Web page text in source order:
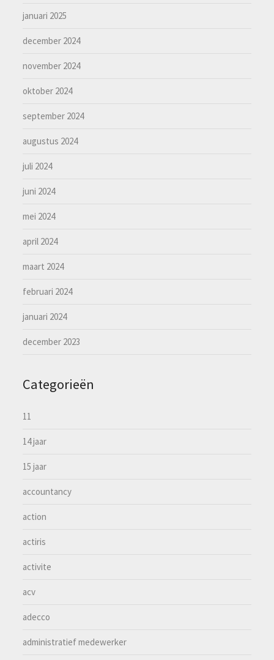
januari 2025
december 2024
november 2024
oktober 2024
september 2024
augustus 2024
juli 2024
juni 2024
mei 2024
april 2024
maart 2024
februari 2024
januari 2024
december 2023
Categorieën
11
14 jaar
15 jaar
accountancy
action
actiris
activite
acv
adecco
administratief medewerker